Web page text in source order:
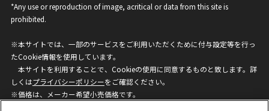
*Any use or reproduction of image, acritical or data from this site is
prohibited.
※本サイトでは、一部のサービスをご利用いただくために付与設定等を行っ
たCookie情報を使用しています。
本サイトを利用することで、Cookieの使用に同意するものと致します。詳
しくはプライバシーポリシーをご確認ください。
※価格は、メーカー希望小売価格です。